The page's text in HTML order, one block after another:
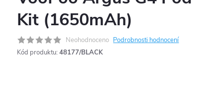
Kit (1650mAh)
Neohodnoceno Podrobnosti hodnocení
Kód produktu: 48177/BLACK